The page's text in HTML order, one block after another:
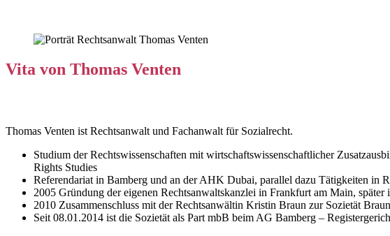
Vita von Thomas Venten
Thomas Venten ist Rechtsanwalt und Fachanwalt für Sozialrecht.
Studium der Rechtswissenschaften mit wirtschaftswissenschaftlicher
Rights Studies
Referendariat in Bamberg und an der AHK Dubai, parallel dazu Tätigkeiten in
2005 Gründung der eigenen Rechtsanwaltskanzlei in Frankfurt am Main,
2010 Zusammenschluss mit der Rechtsanwältin Kristin Braun zur Sozietät
Seit 08.01.2014 ist die Sozietät als Part mbB beim AG Bamberg –